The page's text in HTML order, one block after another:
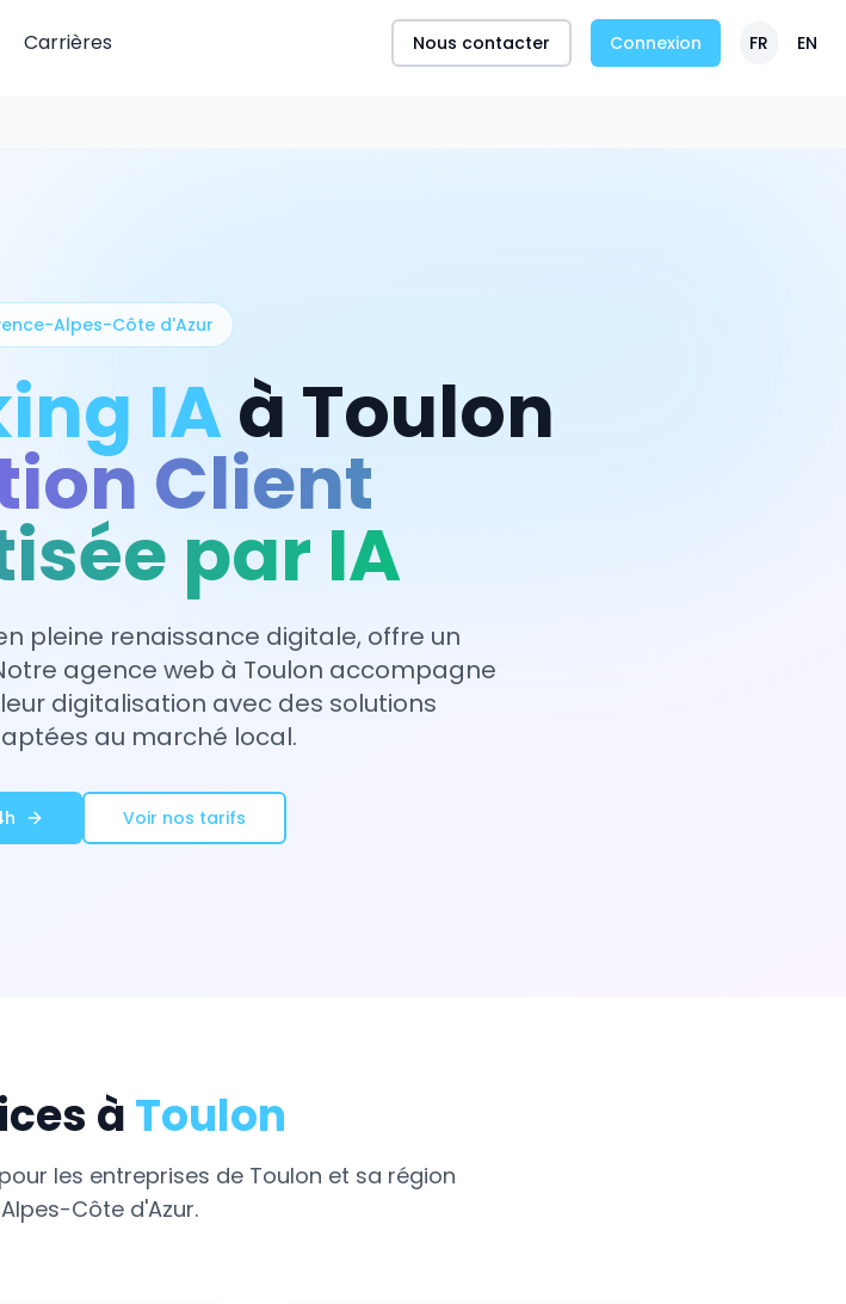
Carrières Nous contacter Connexion FR EN
Alpes-Côte d'Azur
IAà Toulon
Client
par IA
pleine renaissance digitale, offre un
agence web à Toulon accompagne
digitalisation avec des solutions
au marché local.
Voir nos tarifs
àToulon
les entreprises de Toulon et sa région
Côte d'Azur.